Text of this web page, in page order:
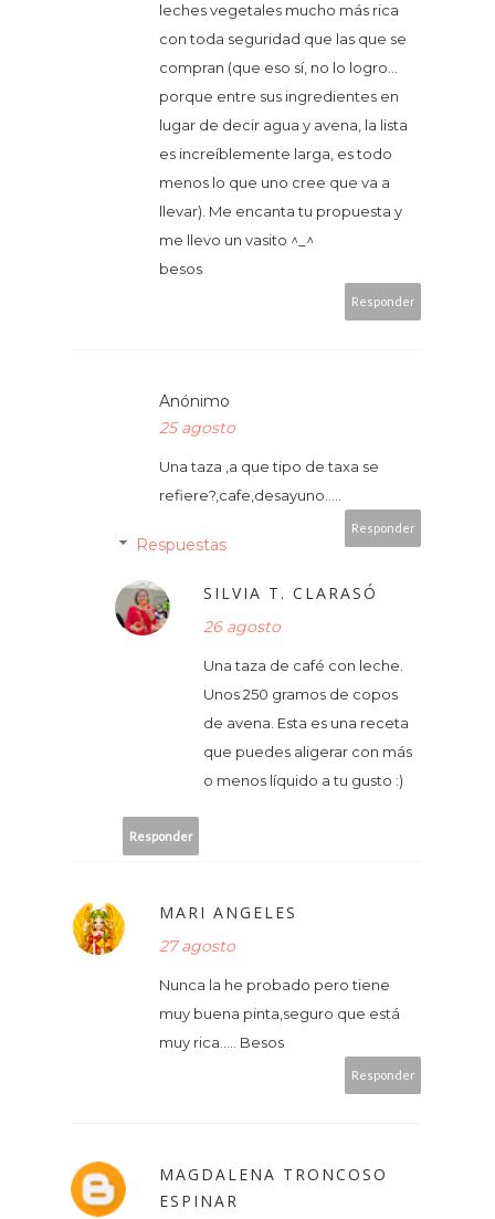
leches vegetales mucho más rica
con toda seguridad que las que se
compran (que eso sí, no lo logro...
porque entre sus ingredientes en
lugar de decir agua y avena, la lista
es increíblemente larga, es todo
menos lo que uno cree que va a
llevar). Me encanta tu propuesta y
me llevo un vasito ^_^
besos
Responder
Anónimo
25 agosto
Una taza ,a que tipo de taxa se
refiere?,cafe,desayuno.....
Responder
Respuestas
SILVIA T. CLARASÓ
26 agosto
Una taza de café con leche.
Unos 250 gramos de copos
de avena. Esta es una receta
que puedes aligerar con más
o menos líquido a tu gusto :)
Responder
MARI ANGELES
27 agosto
Nunca la he probado pero tiene
muy buena pinta,seguro que está
muy rica..... Besos
Responder
MAGDALENA TRONCOSO
ESPINAR